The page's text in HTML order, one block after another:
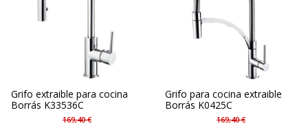
Grifo extraible para cocina
Borrás K33536C
169,40 €
Grifo para cocina extraible
Borrás K0425C
169,40 €